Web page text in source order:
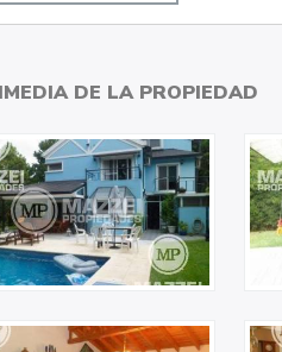
DE LA PROPIEDAD